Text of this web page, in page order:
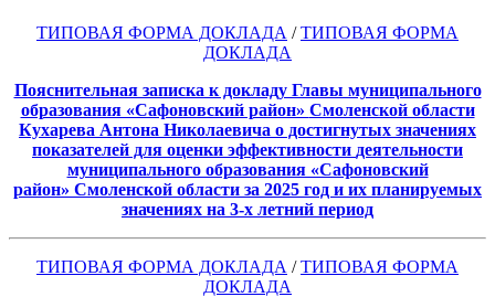
ТИПОВАЯ ФОРМА ДОКЛАДА /ТИПОВАЯ ФОРМА
ДОКЛАДА
Пояснительная записка к докладу Главы муниципального
образования «Сафоновский район» Смоленской области
Кухарева Антона Николаевича о достигнутых значениях
показателей для оценки эффективности деятельности
муниципального образования «Сафоновский
район» Смоленской области за 2025 год и их планируемых
значениях на 3-х летний период
ТИПОВАЯ ФОРМА ДОКЛАДА /ТИПОВАЯ ФОРМА
ДОКЛАДА